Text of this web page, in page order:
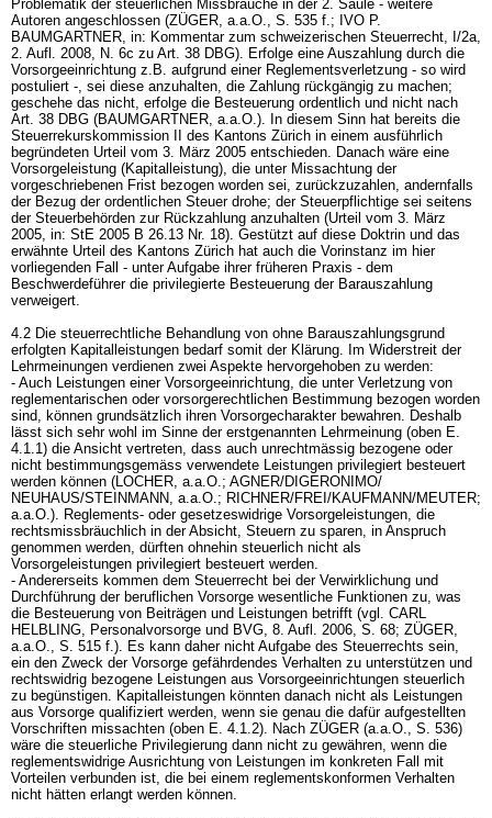
Problematik der steuerlichen Missbräuche in der 2. Säule - weitere
Autoren angeschlossen (ZÜGER, a.a.O., S. 535 f.; IVO P.
BAUMGARTNER, in: Kommentar zum schweizerischen Steuerrecht, I/2a,
2. Aufl. 2008, N. 6c zu Art. 38 DBG). Erfolge eine Auszahlung durch die
Vorsorgeeinrichtung z.B. aufgrund einer Reglementsverletzung - so wird
postuliert -, sei diese anzuhalten, die Zahlung rückgängig zu machen;
geschehe das nicht, erfolge die Besteuerung ordentlich und nicht nach
Art. 38 DBG (BAUMGARTNER, a.a.O.). In diesem Sinn hat bereits die
Steuerrekurskommission II des Kantons Zürich in einem ausführlich
begründeten Urteil vom 3. März 2005 entschieden. Danach wäre eine
Vorsorgeleistung (Kapitalleistung), die unter Missachtung der
vorgeschriebenen Frist bezogen worden sei, zurückzuzahlen, andernfalls
der Bezug der ordentlichen Steuer drohe; der Steuerpflichtige sei seitens
der Steuerbehörden zur Rückzahlung anzuhalten (Urteil vom 3. März
2005, in: StE 2005 B 26.13 Nr. 18). Gestützt auf diese Doktrin und das
erwähnte Urteil des Kantons Zürich hat auch die Vorinstanz im hier
vorliegenden Fall - unter Aufgabe ihrer früheren Praxis - dem
Beschwerdeführer die privilegierte Besteuerung der Barauszahlung
verweigert.
4.2 Die steuerrechtliche Behandlung von ohne Barauszahlungsgrund
erfolgten Kapitalleistungen bedarf somit der Klärung. Im Widerstreit der
Lehrmeinungen verdienen zwei Aspekte hervorgehoben zu werden:
- Auch Leistungen einer Vorsorgeeinrichtung, die unter Verletzung von
reglementarischen oder vorsorgerechtlichen Bestimmung bezogen worden
sind, können grundsätzlich ihren Vorsorgecharakter bewahren. Deshalb
lässt sich sehr wohl im Sinne der erstgenannten Lehrmeinung (oben E.
4.1.1) die Ansicht vertreten, dass auch unrechtmässig bezogene oder
nicht bestimmungsgemäss verwendete Leistungen privilegiert besteuert
werden können (LOCHER, a.a.O.; AGNER/DIGERONIMO/
NEUHAUS/STEINMANN, a.a.O.; RICHNER/FREI/KAUFMANN/MEUTER;
a.a.O.). Reglements- oder gesetzeswidrige Vorsorgeleistungen, die
rechtsmissbräuchlich in der Absicht, Steuern zu sparen, in Anspruch
genommen werden, dürften ohnehin steuerlich nicht als
Vorsorgeleistungen privilegiert besteuert werden.
- Andererseits kommen dem Steuerrecht bei der Verwirklichung und
Durchführung der beruflichen Vorsorge wesentliche Funktionen zu, was
die Besteuerung von Beiträgen und Leistungen betrifft (vgl. CARL
HELBLING, Personalvorsorge und BVG, 8. Aufl. 2006, S. 68; ZÜGER,
a.a.O., S. 515 f.). Es kann daher nicht Aufgabe des Steuerrechts sein,
ein den Zweck der Vorsorge gefährdendes Verhalten zu unterstützen und
rechtswidrig bezogene Leistungen aus Vorsorgeeinrichtungen steuerlich
zu begünstigen. Kapitalleistungen könnten danach nicht als Leistungen
aus Vorsorge qualifiziert werden, wenn sie genau die dafür aufgestellten
Vorschriften missachten (oben E. 4.1.2). Nach ZÜGER (a.a.O., S. 536)
wäre die steuerliche Privilegierung dann nicht zu gewähren, wenn die
reglementswidrige Ausrichtung von Leistungen im konkreten Fall mit
Vorteilen verbunden ist, die bei einem reglementskonformen Verhalten
nicht hätten erlangt werden können.